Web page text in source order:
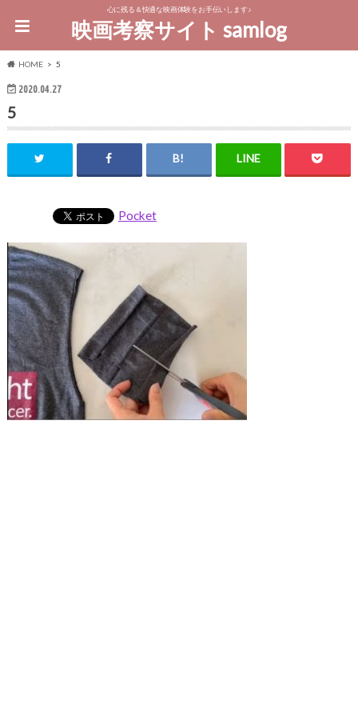
心に残る＆快適な映画体験をお手伝いします♪
映画考察サイト samlog
HOME 5
2020.04.27
5
Pocket